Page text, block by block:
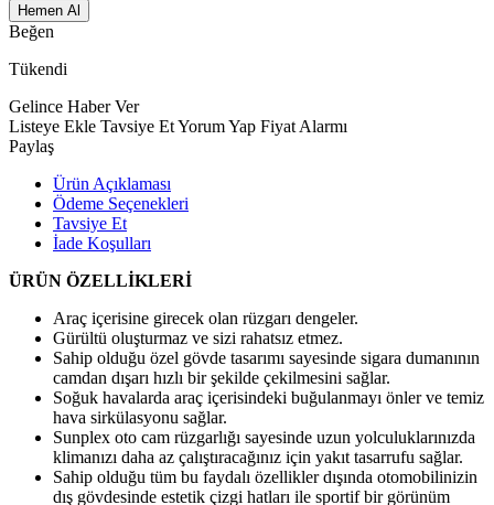
Hemen Al
Beğen
Tükendi
Gelince Haber Ver
Listeye Ekle Tavsiye EtYorum Yap Fiyat Alarmı
Paylaş
Ürün Açıklaması
Ödeme Seçenekleri
Tavsiye Et
İade Koşulları
ÜRÜN ÖZELLİKLERİ
Araç içerisine girecek olan rüzgarı dengeler.
Gürültü oluşturmaz ve sizi rahatsız etmez.
Sahip olduğu özel gövde tasarımı sayesinde sigara dumanının
camdan dışarı hızlı bir şekilde çekilmesini sağlar.
Soğuk havalarda araç içerisindeki buğulanmayı önler ve temiz
hava sirkülasyonu sağlar.
Sunplex oto cam rüzgarlığı sayesinde uzun yolculuklarınızda
klimanızı daha az çalıştıracağınız için yakıt tasarrufu sağlar.
Sahip olduğu tüm bu faydalı özellikler dışında otomobilinizin
dış gövdesinde estetik çizgi hatları ile sportif bir görünüm